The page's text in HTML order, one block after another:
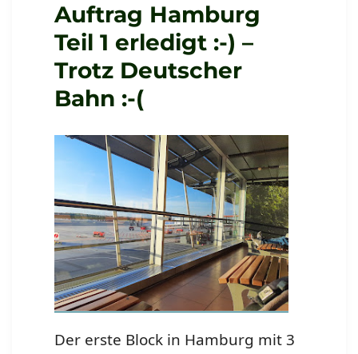
Auftrag Hamburg
Teil 1 erledigt :-) –
Trotz Deutscher
Bahn :-(
Der erste Block in Hamburg mit 3